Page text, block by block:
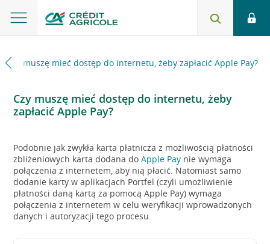
Czy muszę mieć dostęp do internetu, żeby zapłacić Apple Pay?
Czy muszę mieć dostęp do internetu, żeby
zapłacić Apple Pay?
Podobnie jak zwykła karta płatnicza z możliwością płatności
zbliżeniowych karta dodana doApple Pay nie wymaga
połączenia z internetem, aby nią płacić. Natomiast samo
dodanie karty w aplikacjach Portfel (czyli umożliwienie
płatności daną kartą za pomocą Apple Pay) wymaga
połączenia z internetem w celu weryfikacji wprowadzonych
danych i autoryzacji tego procesu.